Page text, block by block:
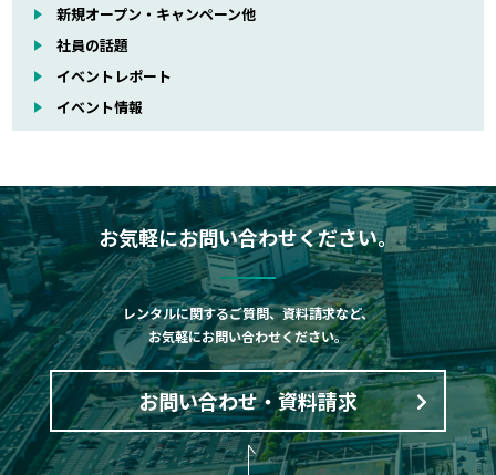
新規オープン・キャンペーン他
社員の話題
イベントレポート
イベント情報
お気軽にお問い合わせください。
レンタルに関するご質問、資料請求など、
お気軽にお問い合わせください。
お問い合わせ・資料請求